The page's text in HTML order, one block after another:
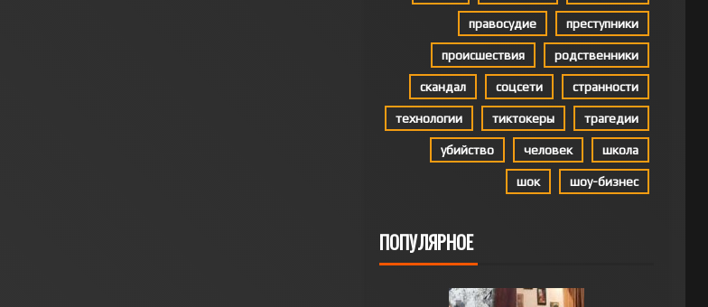
правосудие преступники
происшествия родственники
скандал соцсети странности
технологии тиктокеры трагедии
убийство человек школа
шок шоу-бизнес
ПОПУЛЯРНОЕ